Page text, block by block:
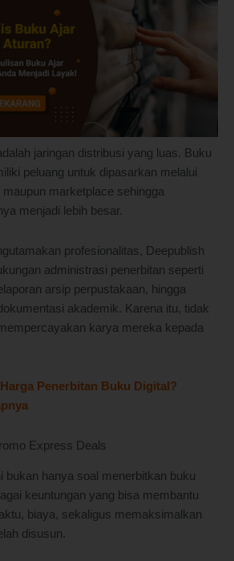
jaringan distribusi yang luas. Buku
peluang untuk dipasarkan melalui
maupun marketplace sehingga
menjadi lebih besar.
profesionalitas, Deepublish
administrasi penerbitan seperti
arsip perpustakaan, hingga
akademik. Karena itu, tidak
karya mereka kepada
Penerbitan Buku Digital?
Express Deals
bukan hanya soal menerbitkan buku
keuntungan yang bisa membantu
biaya, sekaligus memaksimalkan
disusun.